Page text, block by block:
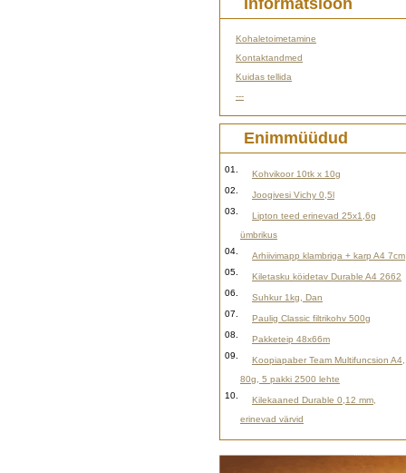
Informatsioon
Kohaletoimetamine
Kontaktandmed
Kuidas tellida
---
Enimmüüdud
01.
Kohvikoor 10tk x 10g
02.
Joogivesi Vichy 0,5l
03.
Lipton teed erinevad 25x1,6g
ümbrikus
04.
Arhiivimapp klambriga + karp A4 7cm
05.
Kiletasku köidetav Durable A4 2662
06.
Suhkur 1kg, Dan
07.
Paulig Classic filtrikohv 500g
08.
Pakketeip 48x66m
09.
Koopiapaber Team Multifuncsion A4,
80g, 5 pakki 2500 lehte
10.
Kilekaaned Durable 0,12 mm,
erinevad värvid